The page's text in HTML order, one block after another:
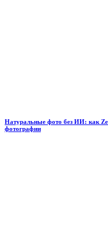
Натуральные фото без ИИ: как
фотографии